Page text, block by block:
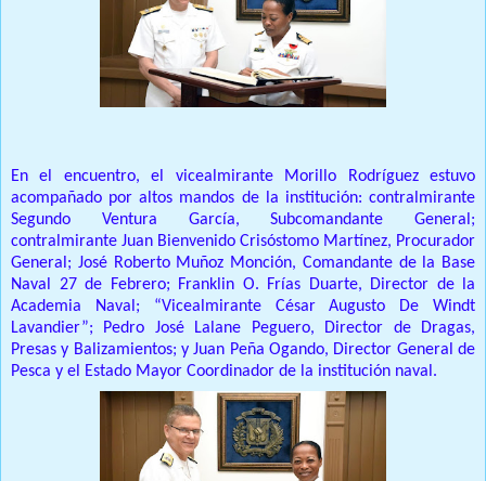
En el encuentro, el vicealmirante Morillo Rodríguez estuvo
acompañado por altos mandos de la institución: contralmirante
Segundo Ventura García, Subcomandante General;
contralmirante Juan Bienvenido Crisóstomo Martínez, Procurador
General; José Roberto Muñoz Monción, Comandante de la Base
Naval 27 de Febrero; Franklin O. Frías Duarte, Director de la
Academia Naval; “Vicealmirante César Augusto De Windt
Lavandier”; Pedro José Lalane Peguero, Director de Dragas,
Presas y Balizamientos; y Juan Peña Ogando, Director General de
Pesca y el Estado Mayor Coordinador de la institución naval.